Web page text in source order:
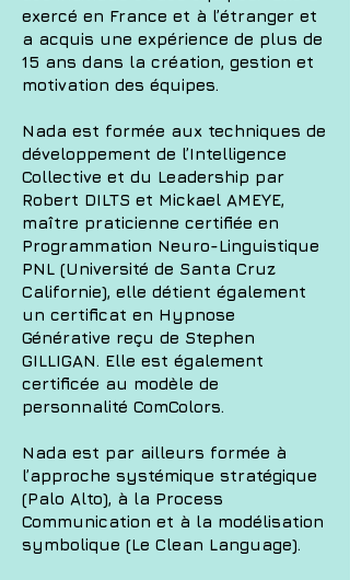
exercé en France et à l’étranger et
a acquis une expérience de plus de
15 ans dans la création, gestion et
motivation des équipes.
Nada est formée aux techniques de
développement de l’Intelligence
Collective et du Leadership par
Robert DILTS et Mickael AMEYE,
maître praticienne certifiée en
Programmation Neuro-Linguistique
PNL (Université de Santa Cruz
Californie), elle détient également
un certificat en Hypnose
Générative reçu de Stephen
GILLIGAN. Elle est également
certificée au modèle de
personnalité ComColors.
Nada est par ailleurs formée à
l’approche systémique stratégique
(Palo Alto), à la Process
Communication et à la modélisation
symbolique (Le Clean Language).